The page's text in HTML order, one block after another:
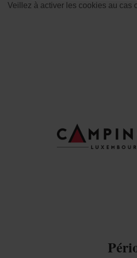
Veillez à activer les cookies au cas